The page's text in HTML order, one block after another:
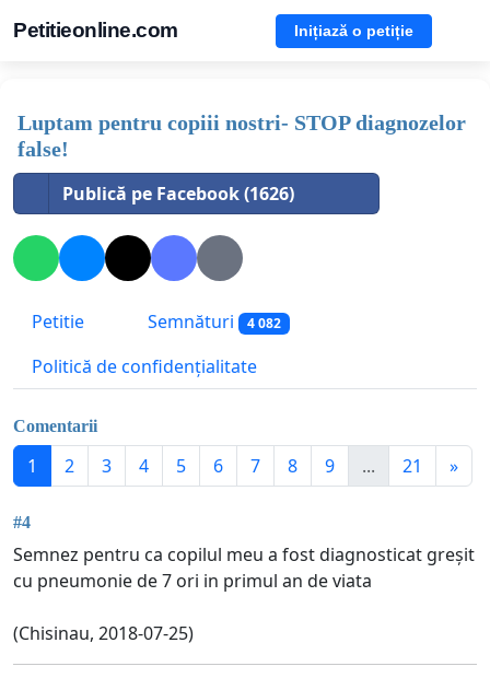
Petitieonline.com Inițiază o petiție
Luptam pentru copiii nostri- STOP diagnozelor
false!
Publică pe Facebook (1626)
Petitie Semnături 4 082
Politică de confidențialitate
Comentarii
1 2 3 4 5 6 7 8 9 ... 21 »
#4
Semnez pentru ca copilul meu a fost diagnosticat greșit
cu pneumonie de 7 ori in primul an de viata
(Chisinau, 2018-07-25)